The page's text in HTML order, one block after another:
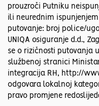
prouzroči Putniku
ili neurednim
putovanje: broj police/
UNIQA osiguranje d.d.,
se o rizičnosti putovanja
službenoj stranici
integracija RH, http://
odgovara lokalnoj
pravo promjene